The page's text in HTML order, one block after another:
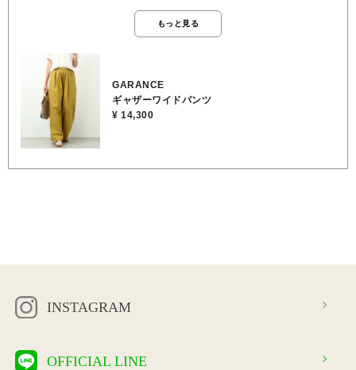
抜き感ゼロのスッキリとした印象に仕上がります。 深めのサイドポケ
ット付きで実用性もばっちり。 レースブラウスと合わせてフェミニン
で、オンからオフまで幅広いシーンで大活躍する、この夏の主役級ボ
トムスです。 ★ウエスト 62cm ★股上 32cm ★股下 74cm ★裾幅
34cm ★渡り幅 37cm ★ヒップ 118cm ●お洗濯可能 ●裏地/インナー
なし ●ウエスト 総ゴム ●ポケット あり ●コットン100％
もっと見る
GARANCE
ギャザーワイドパンツ
¥ 14,300
INSTAGRAM
OFFICIAL LINE